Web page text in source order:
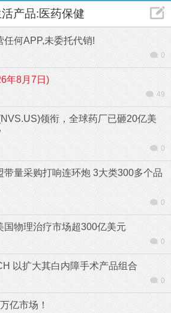
产品:医药保健
何APP,未委托代销!
0
年8月7日)
49
领衔，全球药厂已砸20亿美
0
带量采购打响连环炮 3大类300多个品
0
国物理治疗市场超300亿美元
0
以扩大其白内障手术产品组合
0
亿市场！